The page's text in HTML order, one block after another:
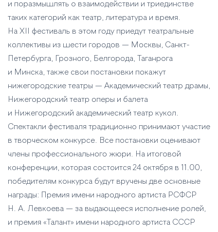
и поразмышлять о взаимодействии и триединстве
таких категорий как театр, литература и время.
На XII фестиваль в этом году приедут театральные
коллективы из шести городов — Москвы, Санкт-
Петербурга, Грозного, Белгорода, Таганрога
и Минска, также свои постановки покажут
нижегородские театры — Академический театр драмы,
Нижегородский театр оперы и балета
и Нижегородский академический театр кукол.
Спектакли фестиваля традиционно принимают участие
в творческом конкурсе. Все постановки оценивают
члены профессионального жюри. На итоговой
конференции, которая состоится 24 октября в 11.00,
победителям конкурса будут вручены две основные
награды: Премия имени народного артиста РСФСР
Н. А. Левкоева — за выдающееся исполнение ролей,
и премия «Талант» имени народного артиста СССР